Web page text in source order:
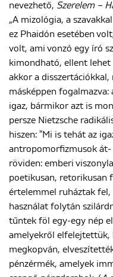
nevezhető, Szerelem –
„A mizológia, a
ez Phaidón esetében
volt, ami vonzó egy író
kimondható, ellent
akkor a
másképpen
igaz, bármikor azt is
persze Nietzsche
hiszen: "Mi is tehát az
antropomorfizmusok át-
röviden: emberi
poetikusan, retorikusan
értelemmel ruháztak fel,
használat folytán
tűntek föl egy-egy nép
amelyekről elfelejtettük,
megkopván,
pénzérmék, amelyek